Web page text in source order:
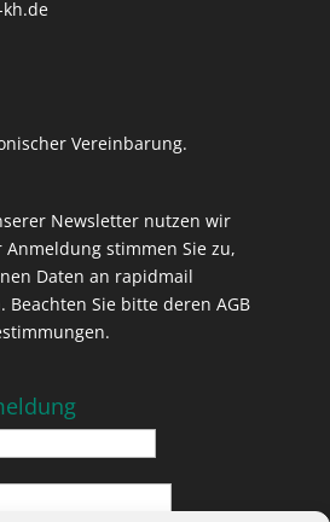
Vereinbarung.
Newsletter nutzen wir
stimmen Sie zu,
Daten an rapidmail
Sie bitte deren AGB
.